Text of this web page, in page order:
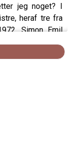
jeg noget? I
heraf tre fra
Simon Emil
2016-
“Ministertid”